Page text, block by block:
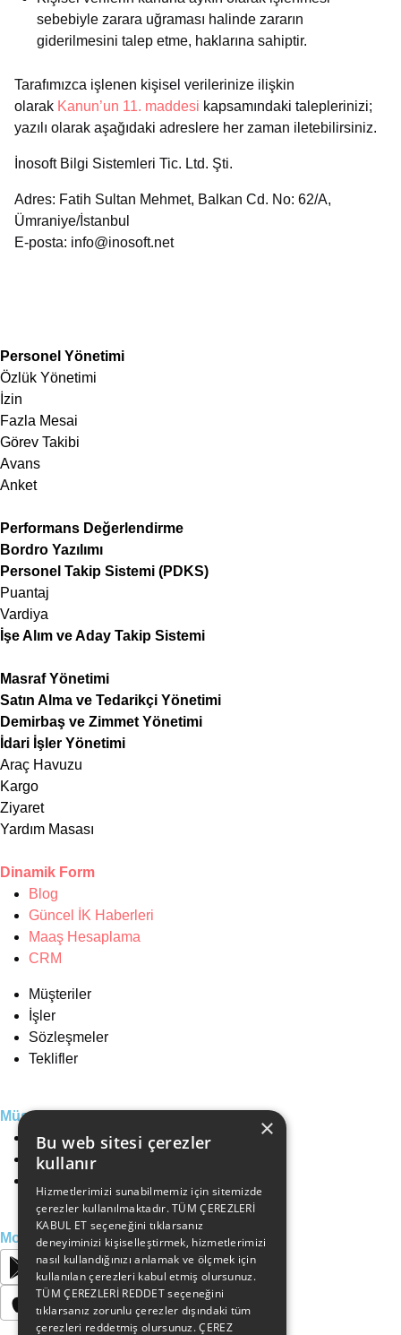
sebebiyle zarara uğraması halinde zararın
giderilmesini talep etme, haklarına sahiptir.
Tarafımızca işlenen kişisel verilerinize ilişkin
olarak Kanun’un 11. maddesi kapsamındaki taleplerinizi;
yazılı olarak aşağıdaki adreslere her zaman iletebilirsiniz.
İnosoft Bilgi Sistemleri Tic. Ltd. Şti.
Adres: Fatih Sultan Mehmet, Balkan Cd. No: 62/A,
Ümraniye/İstanbul
E-posta: info@inosoft.net
Personel Yönetimi
Özlük Yönetimi
İzin
Fazla Mesai
Görev Takibi
Avans
Anket
Performans Değerlendirme
Bordro Yazılımı
Personel Takip Sistemi (PDKS)
Puantaj
Vardiya
İşe Alım ve Aday Takip Sistemi
Masraf Yönetimi
Satın Alma ve Tedarikçi Yönetimi
Demirbaş ve Zimmet Yönetimi
İdari İşler Yönetimi
Araç Havuzu
Kargo
Ziyaret
Yardım Masası
Dinamik Form
Blog
Güncel İK Haberleri
Maaş Hesaplama
CRM
Müşteriler
İşler
Sözleşmeler
Teklifler
Müşteri Hizmetleri
0216 640 00 35
0553 348 54 98
Mobil Aplikasyonlarımız
×
Bu web sitesi çerezler
kullanır
Hizmetlerimizi sunabilmemiz için sitemizde
çerezler kullanılmaktadır. TÜM ÇEREZLERİ
KABUL ET seçeneğini tıklarsanız
deneyiminizi kişiselleştirmek, hizmetlerimizi
nasıl kullandığınızı anlamak ve ölçmek için
kullanılan çerezleri kabul etmiş olursunuz.
TÜM ÇEREZLERİ REDDET seçeneğini
tıklarsanız zorunlu çerezler dışındaki tüm
çerezleri reddetmiş olursunuz. ÇEREZ